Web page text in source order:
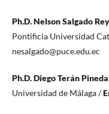
Ph.D. Nelson Salgado
Pontificia Universidad
nesalgado@puce.edu.ec
Ph.D. Diego Terán Pineda
Universidad de Málaga /